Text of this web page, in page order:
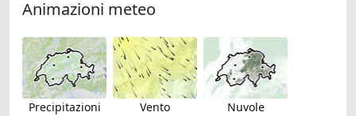
Animazioni meteo
Precipitazioni Vento Nuvole